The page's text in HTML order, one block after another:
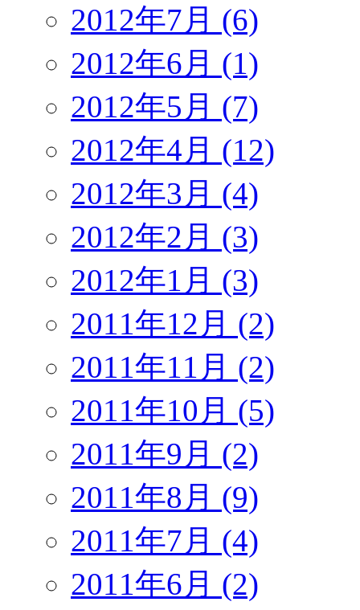
2012年7月 (6)
2012年6月 (1)
2012年5月 (7)
2012年4月 (12)
2012年3月 (4)
2012年2月 (3)
2012年1月 (3)
2011年12月 (2)
2011年11月 (2)
2011年10月 (5)
2011年9月 (2)
2011年8月 (9)
2011年7月 (4)
2011年6月 (2)